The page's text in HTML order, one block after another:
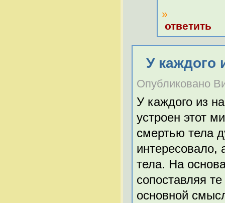
»
ответить
У каждого
Опубликовано
У каждого из
устроен этот
смертью тела
интересовало,
тела. На
сопоставляя
основной